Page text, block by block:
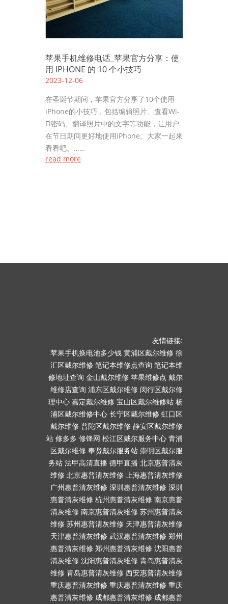
苹果手机维修电话_苹果官方分享：使
用 IPHONE 的 10 个小技巧
2023-12-06
在圣诞节期间，苹果官方分享了10个使用
iPhone的小技巧，包括编辑照片、查看Wi-
Fi密码、翻译照片中的文字等功能，让用户
在节日期间更好地使用iPhone。大家一起来
看看吧。……
read more
友情链接:
苹果手机换电池多少钱 黄浦区戴尔维修 徐
汇区戴尔维修 笔记本维修点查询 笔记本维
修地址查询 金山戴尔维修 苹果维修点 戴尔
维修店查询 浦东区戴尔维修 闵行区戴尔修
理中心 嘉定戴尔维修 宝山区戴尔维修站 杨
浦区戴尔维修中心 长宁区戴尔维修 虹口区
戴尔维修 普陀区戴尔维修 静安区戴尔维修
站 修多多 修锋网 松江区戴尔服务中心 青浦
区戴尔维修 奉贤戴尔服务站 崇明区戴尔服
务站 法甲高清直播 德甲直播 北京惠普清灰
维修 北京惠普清灰维修 上海惠普清灰维修
广州惠普清灰维修 深圳惠普清灰维修 深圳
惠普清灰维修 杭州惠普清灰维修 南京惠普
清灰维修 南京惠普清灰维修 苏州惠普清灰
维修 苏州惠普清灰维修 天津惠普清灰维修
天津惠普清灰维修 武汉惠普清灰维修 郑州
惠普清灰维修 郑州惠普清灰维修 沈阳惠普
清灰维修 沈阳惠普清灰维修 青岛惠普清灰
维修 青岛惠普清灰维修 西安惠普清灰维修
重庆惠普清灰维修 重庆惠普清灰维修 重庆
惠普清灰维修 成都惠普清灰维修 成都惠普